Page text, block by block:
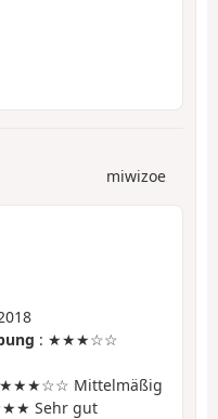
miwizoe
: ★★★☆☆
Mittelmäßig
Sehr gut